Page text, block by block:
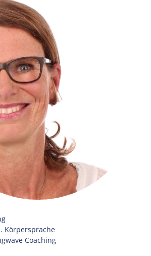
Körpersprache
Coaching